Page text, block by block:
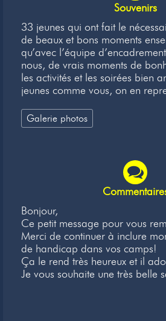
Souvenirs
33 jeunes qui ont fait le
de beaux et bons moments
qu’avec l’équipe
nous, de vrais moments de
les activités et les soirées bien
jeunes comme vous, on en
Galerie photos
Bonjour,
Ce petit message pour vous
Merci de continuer à inclure
de handicap dans vos camps!
Ça le rend très heureux et il
Je vous souhaite une très belle